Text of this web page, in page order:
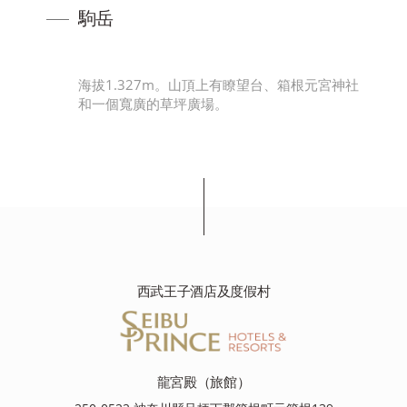
駒岳
海拔1.327m。山頂上有瞭望台、箱根元宮神社
和一個寬廣的草坪廣場。
西武王子酒店及度假村
龍宮殿（旅館）